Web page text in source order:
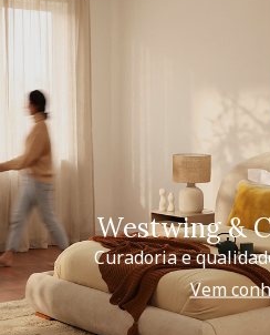
Westwing &
Curadoria e
Vem